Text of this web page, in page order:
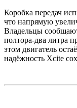
Коробка передач
что напрямую
Владельцы
полтора-два литра
этом двигатель
надёжность Xcite